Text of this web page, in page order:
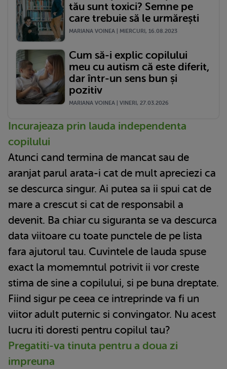
tău sunt toxici? Semne pe
care trebuie să le urmărești
MARIANA VOINEA | MIERCURI, 16.08.2023
Cum să-i explic copilului
meu cu autism că este diferit,
dar într-un sens bun și
pozitiv
MARIANA VOINEA | VINERI, 27.03.2026
Incurajeaza prin lauda independenta
copilului
Atunci cand termina de mancat sau de
aranjat parul arata-i cat de mult apreciezi ca
se descurca singur. Ai putea sa ii spui cat de
mare a crescut si cat de responsabil a
devenit. Ba chiar cu siguranta se va descurca
data viitoare cu toate punctele de pe lista
fara ajutorul tau. Cuvintele de lauda spuse
exact la momemntul potrivit ii vor creste
stima de sine a copilului, si pe buna dreptate.
Fiind sigur pe ceea ce intreprinde va fi un
viitor adult puternic si convingator. Nu acest
lucru iti doresti pentru copilul tau?
Pregatiti-va tinuta pentru a doua zi
impreuna